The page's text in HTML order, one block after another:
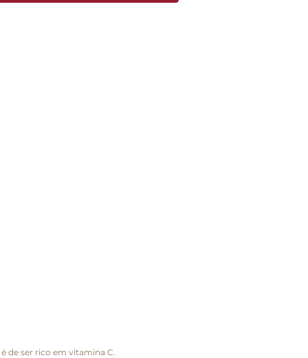
de ser rico em vitamina C.